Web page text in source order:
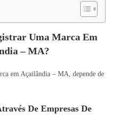
Uma Marca Em
– MA?
em Açailândia – MA, depende de
De Empresas De